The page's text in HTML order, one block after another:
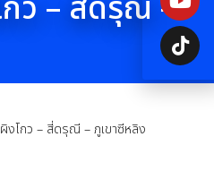
ผิงโกว – สี่ดรุณี – ภูเขาซีหลิง